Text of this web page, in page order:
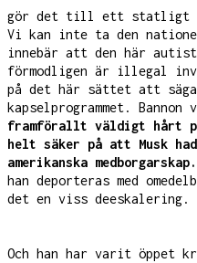
gör det till ett statligt
Vi kan inte ta den
innebär att den här
förmodligen är illegal
på det här sättet att
kapselprogrammet.
framförallt väldigt hårt
helt säker på att Musk
amerikanska medborgarskap.
han deporteras med
det en viss deeskalering.
Och han har varit öppet